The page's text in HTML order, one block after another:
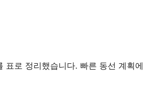
표로 정리했습니다. 빠른 동선 계획에